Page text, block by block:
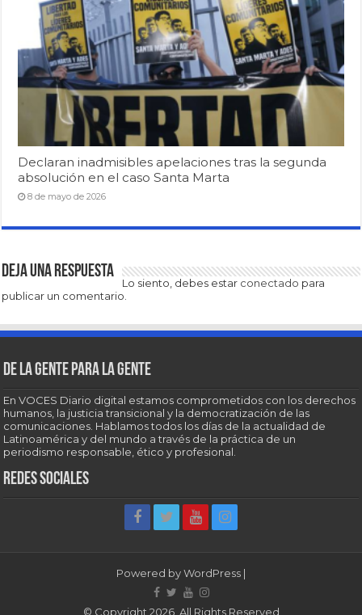
Declaran inadmisibles apelaciones tras la segunda
absolución en el caso Santa Marta
8 de mayo de 2026
Deja una respuesta
Lo siento, debes estar conectado para
publicar un comentario.
De la gente para la gente
En VOCES Diario digital estamos comprometidos con los derechos
humanos, la justicia transicional y la democratización de las
comunicaciones. Hablamos todos los días de la actualidad de
Latinoamérica y del mundo a través de la práctica de un
periodismo responsable, ético y profesional.
Redes sociales
Powered byWordPress |
© Copyright 2026, All Rights Reserved